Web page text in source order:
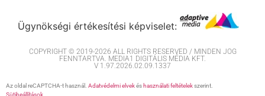
Ügynökségi értékesítési képviselet:
COPYRIGHT © 2019-2026 ALL RIGHTS RESERVED / MINDEN JOG
FENNTARTVA. MEDIA1 DIGITÁLIS MÉDIA KFT.
V 1.97.2026.02.09.1337
Az oldal reCAPTCHA-t használ. Adatvédelmi elvekés használati feltételekszerint.